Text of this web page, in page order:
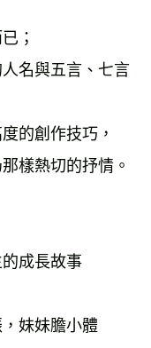
；
名與五言、七言
的創作技巧，
樣熱切的抒情。
成長故事
妹妹膽小體